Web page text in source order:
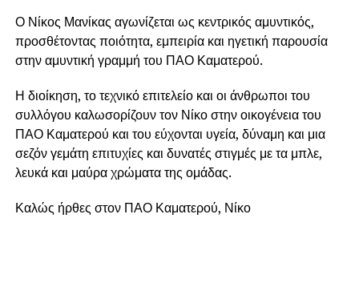
Ο Νίκος Μανίκας αγωνίζεται ως κεντρικός αμυντικός,
προσθέτοντας ποιότητα, εμπειρία και ηγετική παρουσία
στην αμυντική γραμμή του ΠΑΟ Καματερού.
Η διοίκηση, το τεχνικό επιτελείο και οι άνθρωποι του
συλλόγου καλωσορίζουν τον Νίκο στην οικογένεια του
ΠΑΟ Καματερού και του εύχονται υγεία, δύναμη και μια
σεζόν γεμάτη επιτυχίες και δυνατές στιγμές με τα μπλε,
λευκά και μαύρα χρώματα της ομάδας.
Καλώς ήρθες στον ΠΑΟ Καματερού, Νίκο